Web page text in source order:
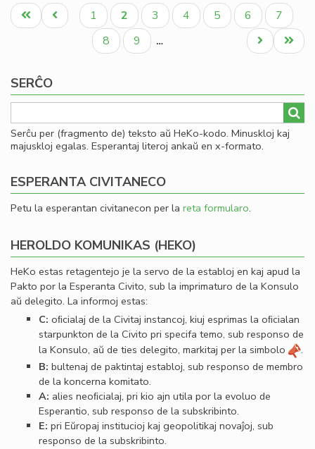
Pagination
Unua
paĝo
Antaŭa
paĝo
Paĝo
1
Aktuala
paĝo
2 Paĝo
3 Paĝo
4 Paĝo
5 Paĝo
6 Paĝo
7
Paĝo
8 Paĝo
9 …
Last
page
Next
page
SERĈO
Serĉu per (fragmento de) teksto aŭ HeKo-kodo. Minuskloj kaj
majuskloj egalas. Esperantaj literoj ankaŭ en x-formato.
ESPERANTA CIVITANECO
Petu la esperantan civitanecon per la reta formularo.
HEROLDO KOMUNIKAS (HEKO)
HeKo estas retagentejo je la servo de la establoj en kaj apud la
Pakto por la Esperanta Civito, sub la imprimaturo de la Konsulo
aŭ delegito. La informoj estas:
C: oﬁcialaj de la Civitaj instancoj, kiuj esprimas la oﬁcialan
starpunkton de la Civito pri specifa temo, sub responso de
la Konsulo, aŭ de ties delegito, markitaj per la simbolo
.
B: bultenaj de paktintaj establoj, sub responso de membro
de la koncerna komitato.
A: alies neoﬁcialaj, pri kio ajn utila por la evoluo de
Esperantio, sub responso de la subskribinto.
E: pri Eŭropaj institucioj kaj geopolitikaj novaĵoj, sub
responso de la subskribinto.